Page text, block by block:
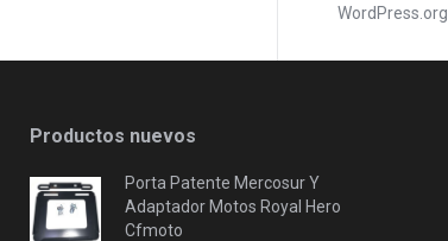
WordPress.org
Productos nuevos
Porta Patente Mercosur Y
Adaptador Motos Royal Hero
Cfmoto